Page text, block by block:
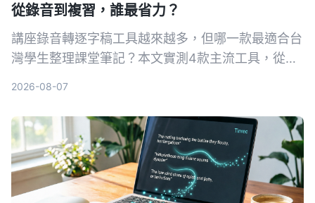
從錄音到複習，誰最省力？
講座錄音轉逐字稿工具越來越多，但哪一款最適合台
灣學生整理課堂筆記？本文實測4款主流工具，從準
2026-08-07